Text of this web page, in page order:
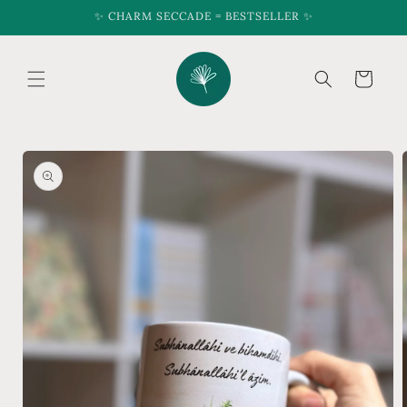
✨ CHARM SECCADE = BESTSELLER ✨
Cart
Skip to
product
information